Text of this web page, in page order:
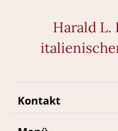
Harald L.
Kontakt